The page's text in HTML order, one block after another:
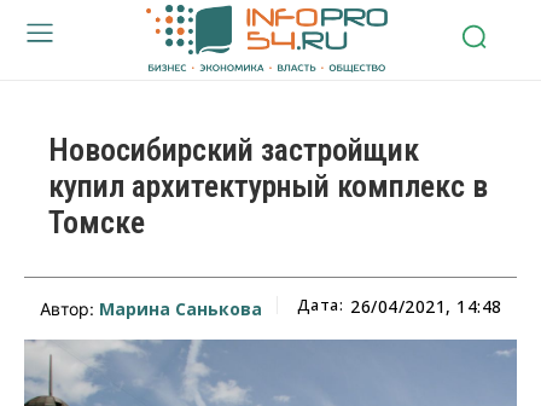
Новосибирский застройщик
купил архитектурный комплекс в
Томске
Автор: Марина Санькова Дата: 26/04/2021, 14:48